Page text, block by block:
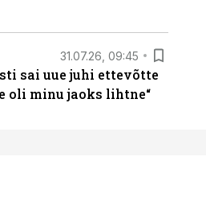
31.07.26, 09:45
sai uue juhi ettevõtte
oli minu jaoks lihtne“